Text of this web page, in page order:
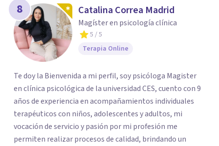
8 Catalina Correa Madrid
Magíster en psicología clínica
5 / 5
Terapia Online
Te doy la Bienvenida a mi perfil, soy psicóloga Magister
en clínica psicológica de la universidad CES, cuento con 9
años de experiencia en acompañamientos individuales
terapéuticos con niños, adolescentes y adultos, mi
vocación de servicio y pasión por mi profesión me
permiten realizar procesos de calidad, brindando un